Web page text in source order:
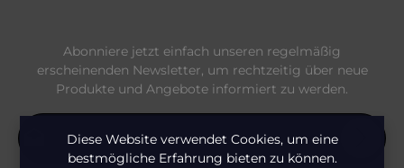
Abonniere jetzt einfach unseren regelmäßig
erscheinenden Newsletter, um rechtzeitig über neue
Produkte und Angebote informiert zu werden.
Diese Website verwendet Cookies, um eine
bestmögliche Erfahrung bieten zu können.